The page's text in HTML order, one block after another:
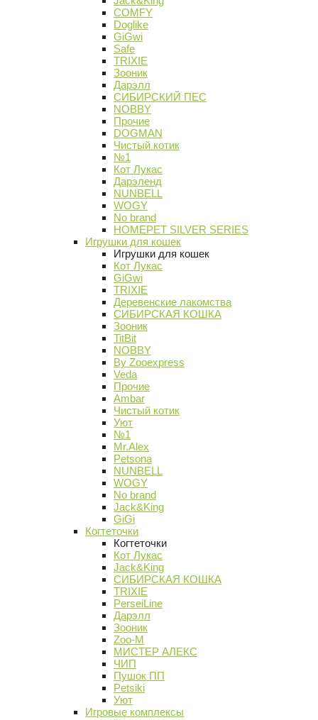
COMFY
Doglike
GiGwi
Safe
TRIXIE
Зооник
Дарэлл
СИБИРСКИЙ ПЕС
NOBBY
Прочие
DOGMAN
Чистый котик
№1
Кот Лукас
Дарэленд
NUNBELL
WOGY
No brand
HOMEPET SILVER SERIES
Игрушки для кошек
Игрушки для кошек
Кот Лукас
GiGwi
TRIXIE
Деревенские лакомства
СИБИРСКАЯ КОШКА
Зооник
TitBit
NOBBY
By Zooexpress
Veda
Прочие
Ambar
Чистый котик
Уют
№1
Mr.Alex
Petsona
NUNBELL
WOGY
No brand
Jack&King
GiGi
Когтеточки
Когтеточки
Кот Лукас
Jack&King
СИБИРСКАЯ КОШКА
TRIXIE
PerseiLine
Дарэлл
Зооник
Zoo-M
МИСТЕР АЛЕКС
ЧИП
Пушок ПП
Petsiki
Уют
Игровые комплексы